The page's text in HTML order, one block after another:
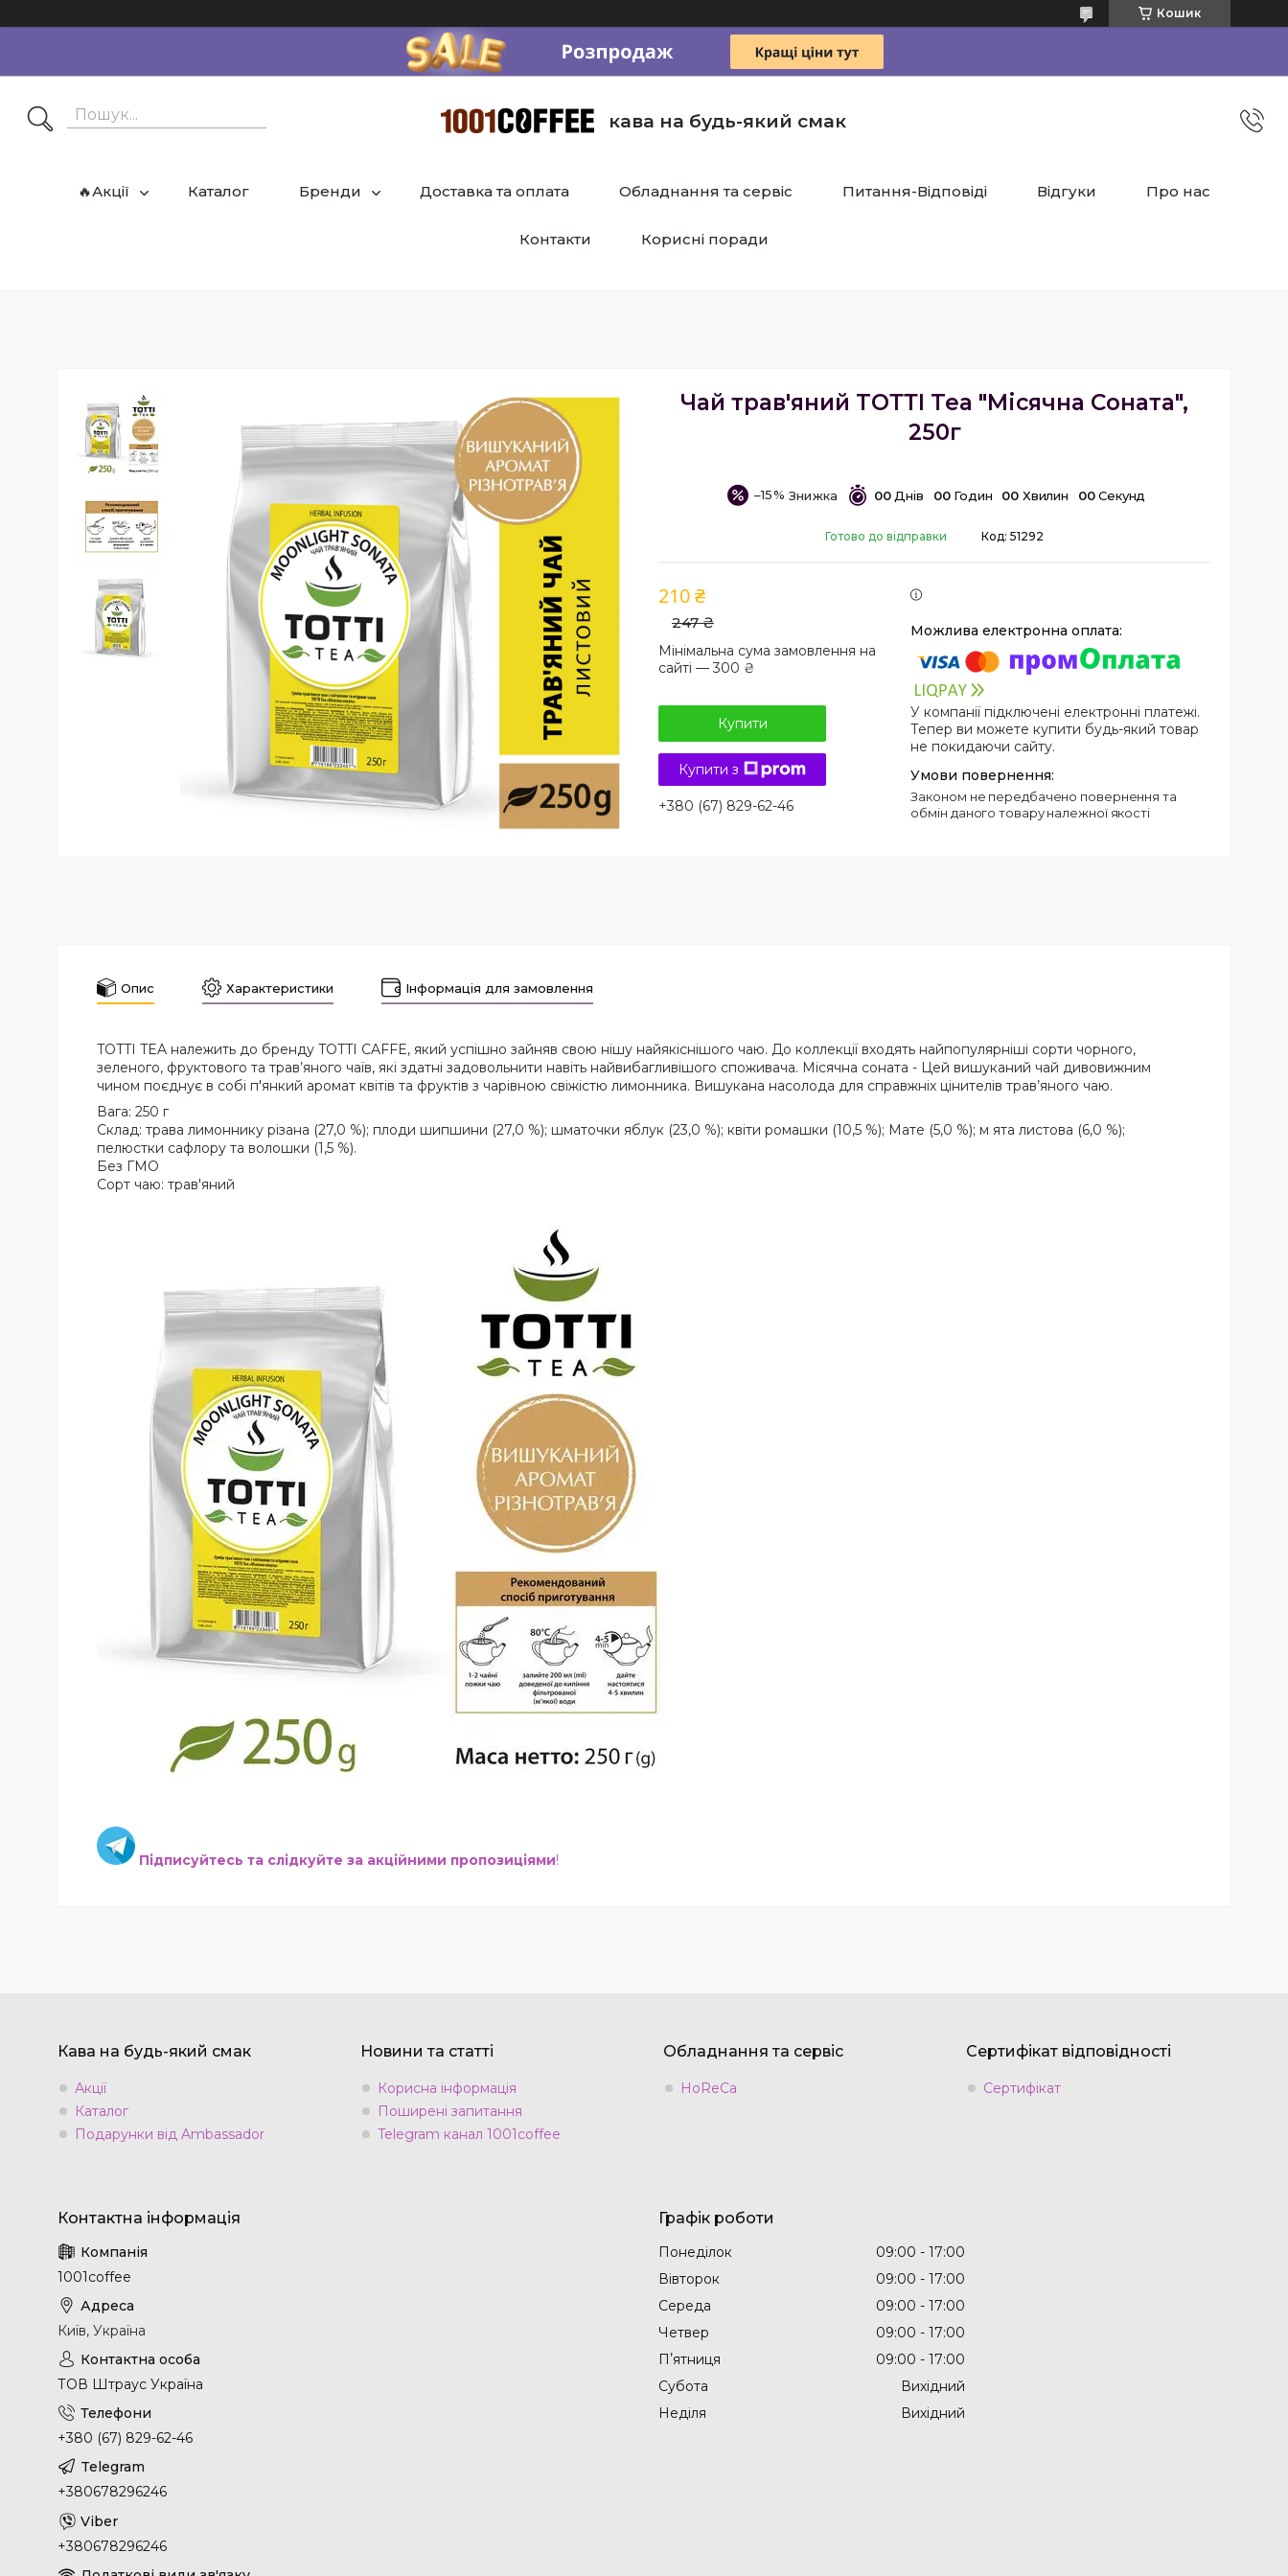
Кошик
кава на будь-який смак
🔥Акції Каталог Бренди Доставка та оплата Обладнання та сервіс Питання-Відповіді Відгуки Про нас
Контакти Корисні поради
Чай трав'яний TОТТІ Tea "Місячна Соната",
250г
–15% 00 Днів 00 Годин 00 Хвилин 00 Секунд
Готово до відправки Код: 51292
247 ₴
210 ₴
Мінімальна сума замовлення на
сайті — 300 ₴
Купити
Купити з
+380 (67) 829-62-46
У компанії підключені електронні платежі.
Тепер ви можете купити будь-який товар
не покидаючи сайту.
Законом не передбачено повернення та
обмін даного товару належної якості
Опис Характеристики Інформація для замовлення
TOTTI TEA належить до бренду TOTTI CAFFE, який успішно зайняв свою нішу найякіснішого чаю. До коллекції входять найпопулярніші сорти чорного,
зеленого, фруктового та трав’яного чаїв, які здатні задовольнити навіть найвибагливішого споживача. Місячна соната - Цей вишуканий чай дивовижним
чином поєднує в собі п'янкий аромат квітів та фруктів з чарівною свіжістю лимонника. Вишукана насолода для справжніх цінителів трав’яного чаю.
Вага: 250 г
Склад: трава лимоннику різана (27,0 %); плоди шипшини (27,0 %); шматочки яблук (23,0 %); квіти ромашки (10,5 %); Мате (5,0 %); м ята листова (6,0 %);
пелюстки сафлору та волошки (1,5 %).
Без ГМО
Сорт чаю: трав'яний
Підписуйтесь та слідкуйте за акційними пропозиціями!
Кава на будь-який смак
Акції
Каталог
Подарунки від Ambassador
Новини та статті
Корисна інформація
Поширені запитання
Telegram канал 1001coffee
Обладнання та сервіс
HoReCa
Сертифікат відповідності
Сертифікат
1001coffee
Київ, Україна
ТОВ Штраус Україна
+380 (67) 829-62-46
+380678296246
+380678296246
Графік роботи
Понеділок 09:00
17:00
Вівторок
09:00
17:00
Середа
09:00
17:00
Четвер
09:00
17:00
Пʼятниця
09:00
17:00
Субота
Вихідний
Неділя
Вихідний